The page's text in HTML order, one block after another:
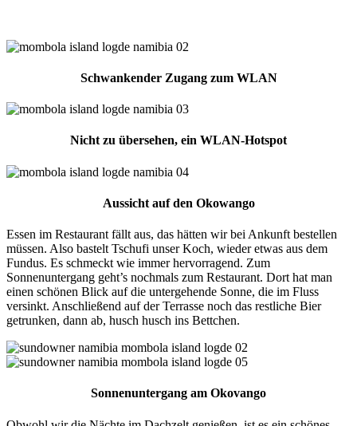
Schwankender Zugang zum WLAN
Nicht zu übersehen, ein WLAN-Hotspot
Aussicht auf den Okowango
Essen im Restaurant fällt aus, das hätten wir bei Ankunft bestellen
müssen. Also bastelt Tschufi unser Koch, wieder etwas aus dem
Fundus. Es schmeckt wie immer hervorragend. Zum
Sonnenuntergang geht’s nochmals zum Restaurant. Dort hat man
einen schönen Blick auf die untergehende Sonne, die im Fluss
versinkt. Anschließend auf der Terrasse noch das restliche Bier
getrunken, dann ab, husch husch ins Bettchen.
Sonnenuntergang am Okovango